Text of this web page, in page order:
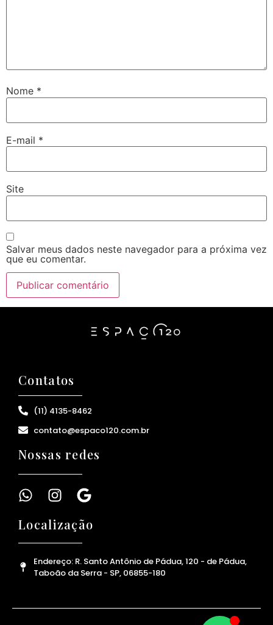
Nome *
E-mail *
Site
Salvar meus dados neste navegador para a próxima vez
que eu comentar.
Contatos
(11) 4135-8462
contato@espaco120.com.br
Nossas redes
Localização
Endereço: R. Santo Antônio de Pádua, 120 - de Pádua,
Taboão da Serra - SP, 06855-180